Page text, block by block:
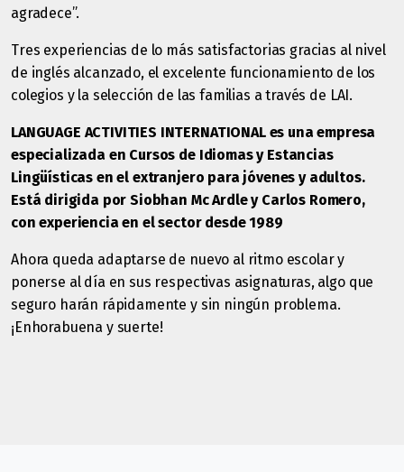
agradece”.
Tres experiencias de lo más satisfactorias gracias al nivel
de inglés alcanzado, el excelente funcionamiento de los
colegios y la selección de las familias a través de LAI.
LANGUAGE ACTIVITIES INTERNATIONAL es una empresa
especializada en Cursos de Idiomas y Estancias
Lingüísticas en el extranjero para jóvenes y adultos.
Está dirigida por Siobhan Mc Ardle y Carlos Romero,
con experiencia en el sector desde 1989
Ahora queda adaptarse de nuevo al ritmo escolar y
ponerse al día en sus respectivas asignaturas, algo que
seguro harán rápidamente y sin ningún problema.
¡Enhorabuena y suerte!